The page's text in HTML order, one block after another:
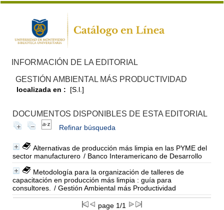
INFORMACIÓN DE LA EDITORIAL
GESTIÓN AMBIENTAL MÁS PRODUCTIVIDAD
localizada en : [S.l.]
DOCUMENTOS DISPONIBLES DE ESTA EDITORIAL
Refinar búsqueda
Alternativas de producción más limpia en las PYME del
sector manufacturero / Banco Interamericano de Desarrollo
Metodología para la organización de talleres de
capacitación en producción más limpia : guía para
consultores.
/ Gestión Ambiental más Productividad
page 1/1